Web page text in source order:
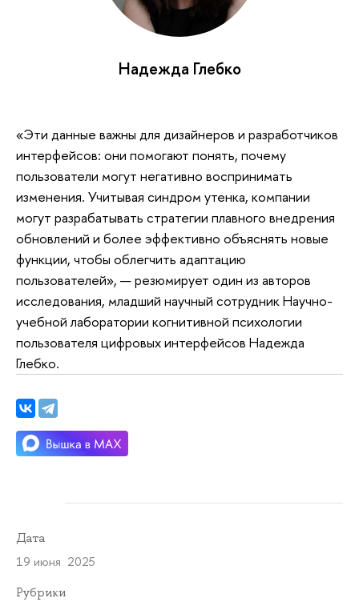
Надежда Глебко
«Эти данные важны для дизайнеров и разработчиков
интерфейсов: они помогают понять, почему
пользователи могут негативно воспринимать
изменения. Учитывая синдром утенка, компании
могут разрабатывать стратегии плавного внедрения
обновлений и более эффективно объяснять новые
функции, чтобы облегчить адаптацию
пользователей», — резюмирует один из авторов
исследования, младший научный сотрудник Научно-
учебной лаборатории когнитивной психологии
пользователя цифровых интерфейсов Надежда
Глебко.
Дата
19 июня 2025
Рубрики